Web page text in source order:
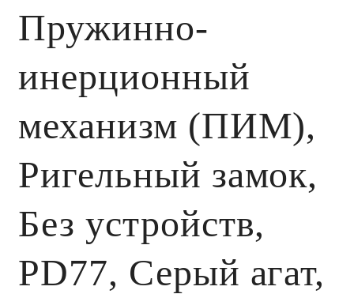
Пружинно-
инерционный
механизм (ПИМ),
Ригельный замок,
Без устройств,
PD77, Серый агат,